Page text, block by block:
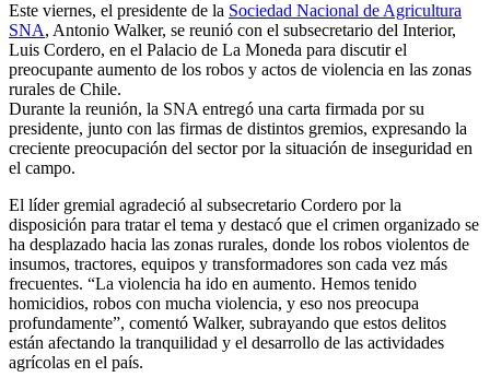
Este viernes, el presidente de la Sociedad Nacional de Agricultura
SNA, Antonio Walker, se reunió con el subsecretario del Interior,
Luis Cordero, en el Palacio de La Moneda para discutir el
preocupante aumento de los robos y actos de violencia en las zonas
rurales de Chile.
Durante la reunión, la SNA entregó una carta firmada por su
presidente, junto con las firmas de distintos gremios, expresando la
creciente preocupación del sector por la situación de inseguridad en
el campo.
El líder gremial agradeció al subsecretario Cordero por la
disposición para tratar el tema y destacó que el crimen organizado se
ha desplazado hacia las zonas rurales, donde los robos violentos de
insumos, tractores, equipos y transformadores son cada vez más
frecuentes. “La violencia ha ido en aumento. Hemos tenido
homicidios, robos con mucha violencia, y eso nos preocupa
profundamente”, comentó Walker, subrayando que estos delitos
están afectando la tranquilidad y el desarrollo de las actividades
agrícolas en el país.